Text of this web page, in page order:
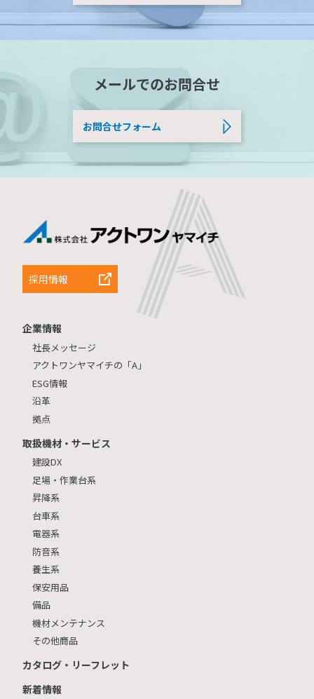
メールでのお問合せ
お問合せフォーム
採用情報
企業情報
社長メッセージ
アクトワンヤマイチの「A」
ESG情報
沿革
拠点
取扱機材・サービス
建設DX
足場・作業台系
昇降系
台車系
電器系
防音系
養生系
保安用品
備品
機材メンテナンス
その他商品
カタログ・リーフレット
新着情報